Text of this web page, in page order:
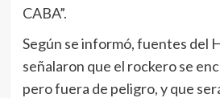
CABA”.
Según se informó, fuentes del
señalaron que el rockero se
pero fuera de peligro, y que